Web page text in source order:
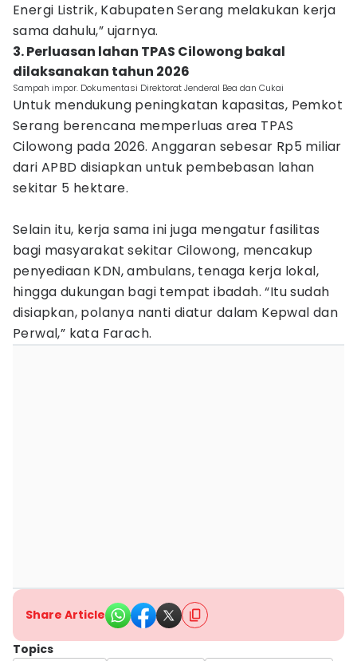
Energi Listrik, Kabupaten Serang melakukan kerja
sama dahulu,” ujarnya.
3. Perluasan lahan TPAS Cilowong bakal
dilaksanakan tahun 2026
Sampah impor. Dokumentasi Direktorat Jenderal Bea dan Cukai
Untuk mendukung peningkatan kapasitas, Pemkot
Serang berencana memperluas area TPAS
Cilowong pada 2026. Anggaran sebesar Rp5 miliar
dari APBD disiapkan untuk pembebasan lahan
sekitar 5 hektare.
Selain itu, kerja sama ini juga mengatur fasilitas
bagi masyarakat sekitar Cilowong, mencakup
penyediaan KDN, ambulans, tenaga kerja lokal,
hingga dukungan bagi tempat ibadah. “Itu sudah
disiapkan, polanya nanti diatur dalam Kepwal dan
Perwal,” kata Farach.
Share Article
Topics